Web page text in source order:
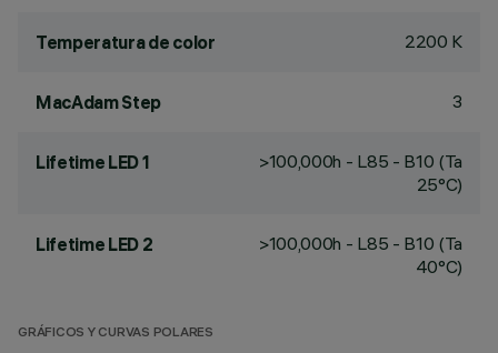
Temperatura de color 2200 K
MacAdam Step 3
Lifetime LED 1
>100,000h - L85 - B10 (Ta
25°C)
Lifetime LED 2
>100,000h - L85 - B10 (Ta
40°C)
GRÁFICOS Y CURVAS POLARES